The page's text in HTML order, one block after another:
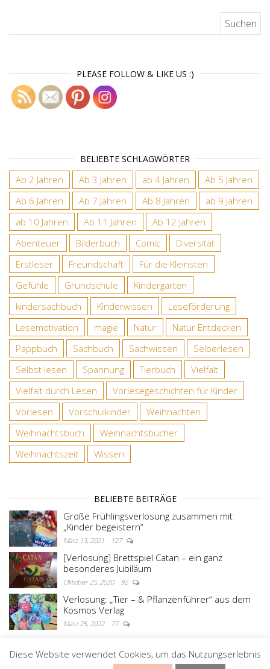
PLEASE FOLLOW & LIKE US :)
BELIEBTE SCHLAGWÖRTER
Ab 2 Jahren Ab 3 Jahren ab 4 Jahren
Ab 5 Jahren
Ab 6 Jahren
Ab 7 Jahren Ab 8 Jahren
ab 9 Jahren
ab 10 Jahren
Ab 11 Jahren
Ab 12 Jahren
Abenteuer
Bilderbuch Comic
Diversität
Erstleser
Freundschaft
Für die Kleinsten
Gefühle
Grundschule
Kindergarten
kindersachbuch
Kinderwissen
Leseförderung
Lesemotivation
magie Natur
Natur Entdecken
Pappbuch
Sachbuch Sachwissen
Selberlesen
Selbst lesen
Spannung Tierbuch
Vielfalt
Vielfalt durch Lesen
Vorlesegeschichten für Kinder
Vorlesen
Vorschulkinder
Weihnachten
Weihnachtsbuch
Weihnachtsbücher
Weihnachtszeit
Wissen
BELIEBTE BEITRÄGE
Große Frühlingsverlosung zusammen mit
„Kinder begeistern“
März 13, 2021 127
[Verlosung] Brettspiel Catan – ein ganz
besonderes Jubiläum
Oktober 25, 2020 92
Verlosung: „Tier – & Pflanzenführer“ aus dem
Kosmos Verlag
März 25, 2022 77
Stolz präsentiert vonWordPress|Theme:Master
Diese Website verwendet Cookies, um das Nutzungserlebnis